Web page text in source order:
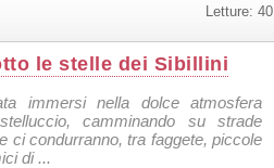
Letture: 40
le stelle dei Sibillini
immersi nella dolce atmosfera
camminando su strade
ci condurranno, tra faggete, piccole
di ...